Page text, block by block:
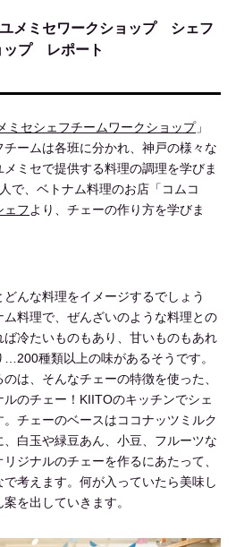
メミセワークショップ シェフ
ップ レポート
ミセシェフチームワークショップ」
ームは各班に分かれ、神戸の様々な
ミセで提供する料理の調理を学びま
で、ベトナム料理のお店「コムコ
ェフより、チェーの作り方を学びま
どんな料理をイメージするでしょう
料理で、ぜんざいのような料理との
ば冷たいものもあり、甘いものもあれ
種類以上の味があるそうです。
のは、そんなチェーの特徴を使った、
のチェー！KIITOのキッチンでシェ
チェーのベースはココナッツミルク
白玉や緑豆あん、小豆、フルーツな
ジナルのチェーを作るにあたって、
考えます。何が入っていたら美味し
を出していきます。